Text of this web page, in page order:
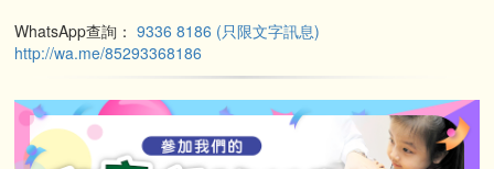
WhatsApp查詢： 9336 8186 (只限文字訊息)
http://wa.me/85293368186